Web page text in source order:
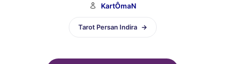
KartÔmaN
Tarot Persan Indira